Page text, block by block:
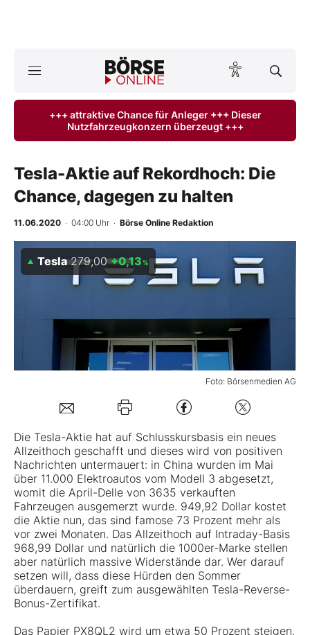
ktuelle Ausgabe BÖRSE ONLINE lesen
Anlageprodukte
Finanz-Check
BO-Musterdepots
Mein B:O
Folgen Sie uns
Kontakt
+++ attraktive Chance für Anleger +++ Dieser
Nutzfahrzeugkonzern überzeugt +++
Tesla-Aktie auf Rekordhoch: Die
Chance, dagegen zu halten
11.06.2020 · 04:00 Uhr · Börse Online Redaktion
Foto: Börsenmedien AG
Tesla 279,00 +0,13 %
Die Tesla-Aktie hat auf Schlusskursbasis ein neues
Allzeithoch geschafft und dieses wird von positiven
Nachrichten untermauert: in China wurden im Mai
über 11.000 Elektroautos vom Modell 3 abgesetzt,
womit die April-Delle von 3635 verkauften
Fahrzeugen ausgemerzt wurde. 949,92 Dollar kostet
die Aktie nun, das sind famose 73 Prozent mehr als
vor zwei Monaten. Das Allzeithoch auf Intraday-Basis
968,99 Dollar und natürlich die 1000er-Marke stellen
aber natürlich massive Widerstände dar. Wer darauf
setzen will, dass diese Hürden den Sommer
überdauern, greift zum ausgewählten Tesla-Reverse-
Bonus-Zertifikat.
Das Papier PX8QL2 wird um etwa 50 Prozent steigen,